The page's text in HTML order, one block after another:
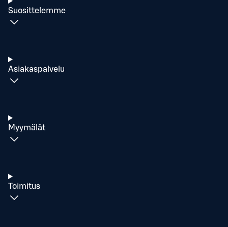
Suosittelemme
Asiakaspalvelu
Myymälät
Toimitus